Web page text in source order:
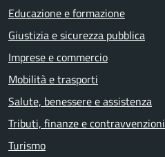
Educazione e formazione
Giustizia e sicurezza pubblica
Imprese e commercio
Mobilità e trasporti
Salute, benessere e assistenza
Tributi, finanze e contravvenzioni
Turismo